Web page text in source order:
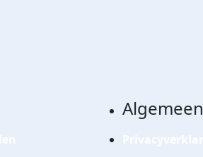
Algemeen